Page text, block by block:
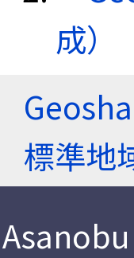
成）
標準地
Asanobu